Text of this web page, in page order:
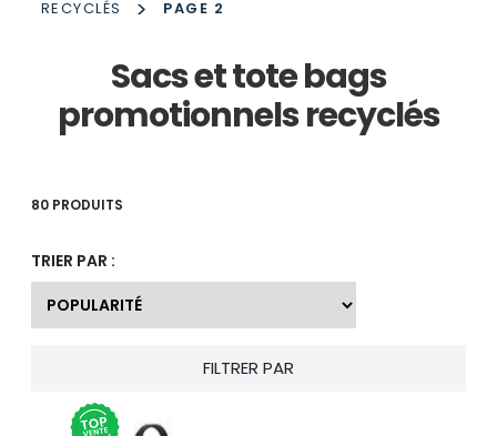
RECYCLÉS
> PAGE 2
Sacs et tote bags
promotionnels recyclés
80 PRODUITS
TRIER PAR :
FILTRER PAR